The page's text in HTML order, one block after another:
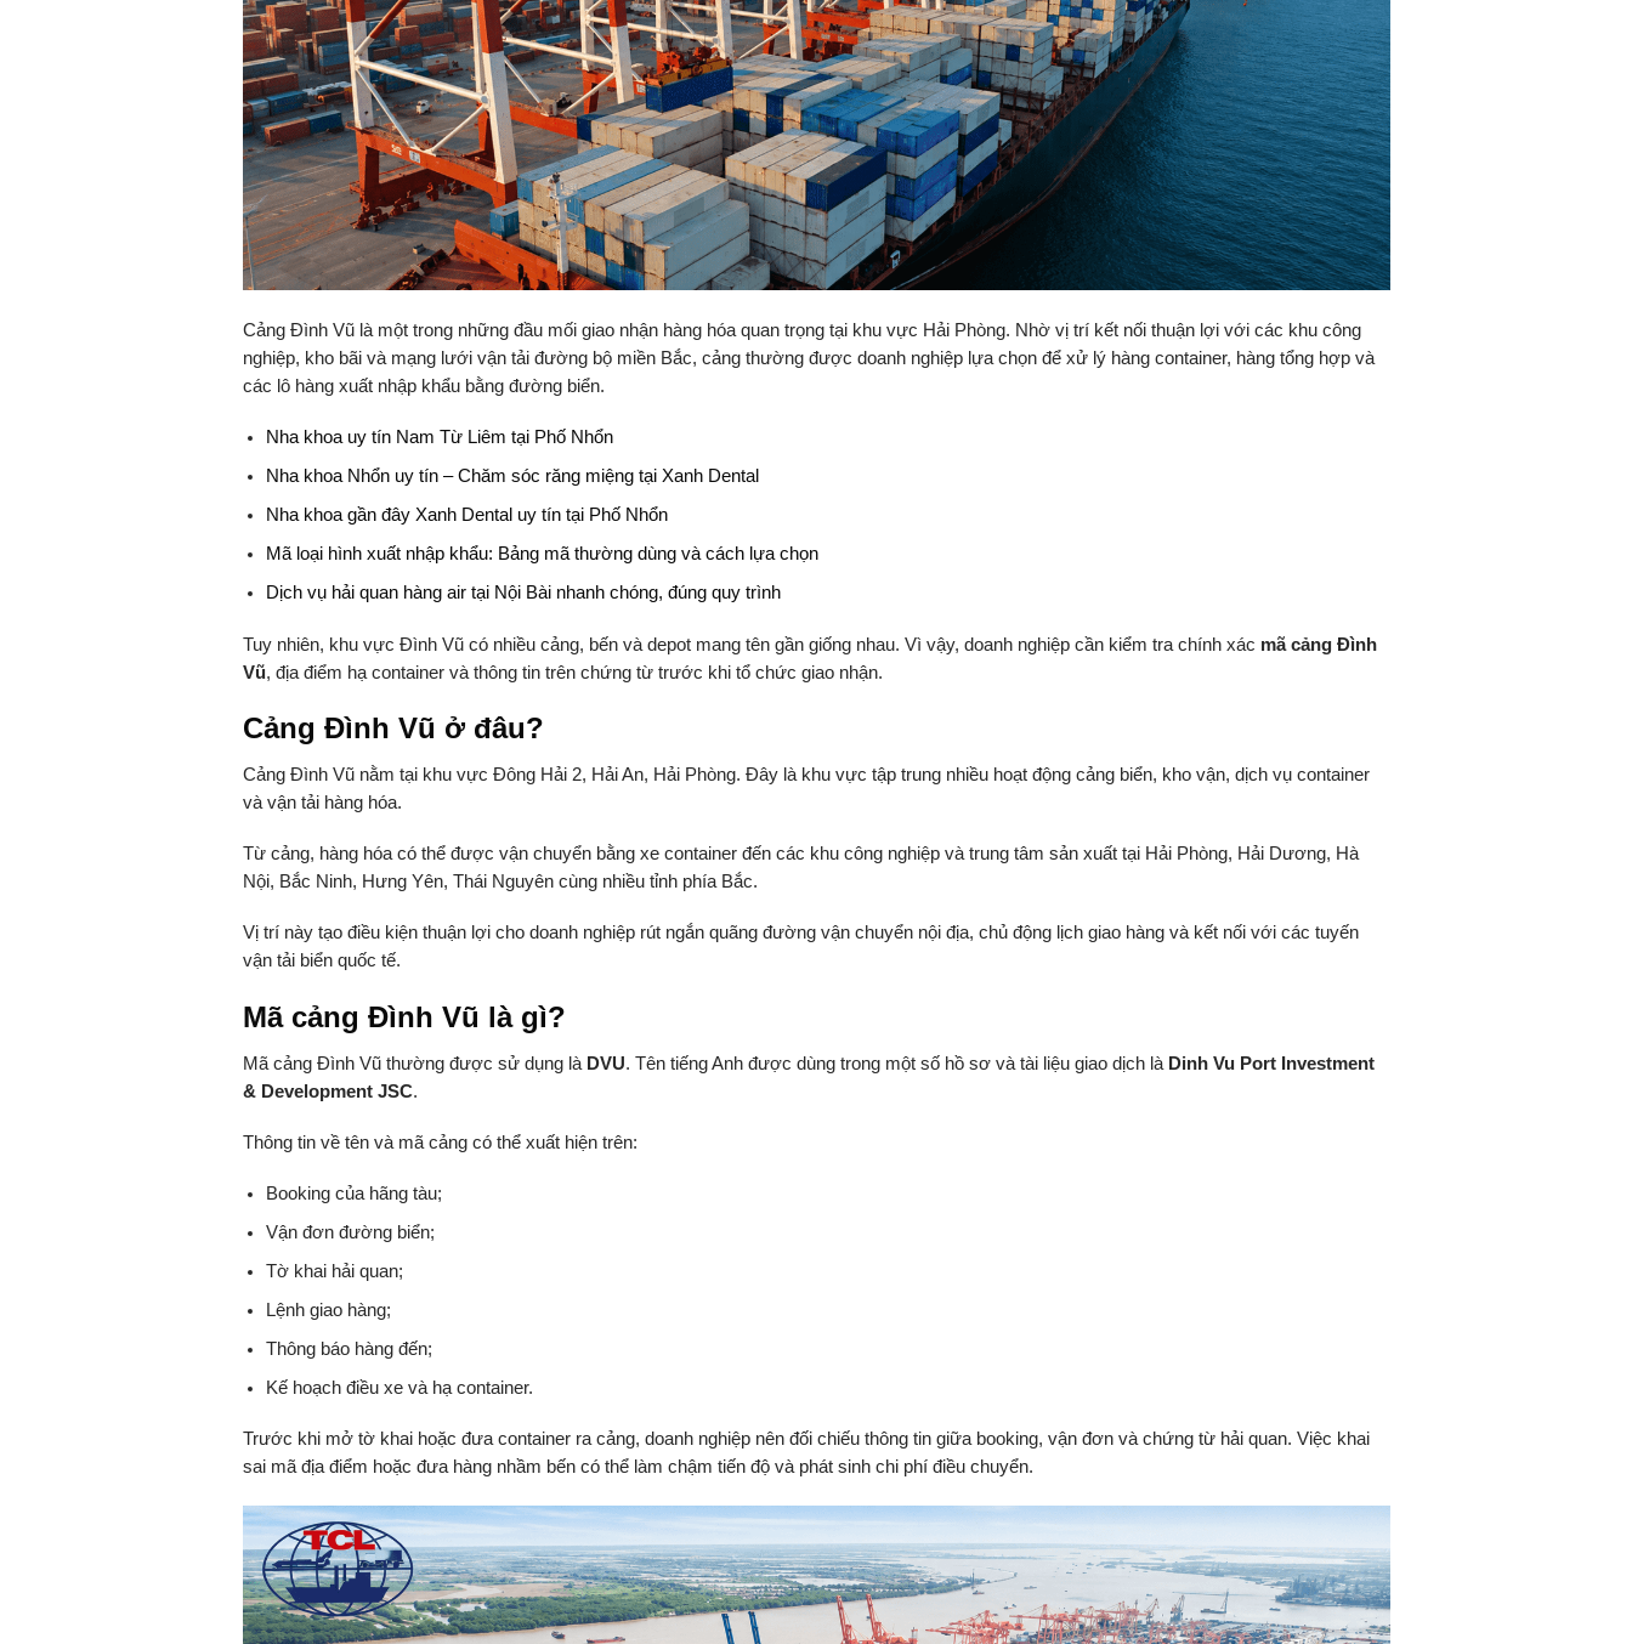
Cảng Đình Vũ là một trong những đầu mối giao nhận hàng hóa quan trọng tại khu vực Hải Phòng. Nhờ vị trí kết nối thuận lợi với các khu công
nghiệp, kho bãi và mạng lưới vận tải đường bộ miền Bắc, cảng thường được doanh nghiệp lựa chọn để xử lý hàng container, hàng tổng hợp và
các lô hàng xuất nhập khẩu bằng đường biển.
Nha khoa uy tín Nam Từ Liêm tại Phố Nhổn
Nha khoa Nhổn uy tín – Chăm sóc răng miệng tại Xanh Dental
Nha khoa gần đây Xanh Dental uy tín tại Phố Nhổn
Mã loại hình xuất nhập khẩu: Bảng mã thường dùng và cách lựa chọn
Dịch vụ hải quan hàng air tại Nội Bài nhanh chóng, đúng quy trình
Tuy nhiên, khu vực Đình Vũ có nhiều cảng, bến và depot mang tên gần giống nhau. Vì vậy, doanh nghiệp cần kiểm tra chính xác mã cảng Đình
Vũ, địa điểm hạ container và thông tin trên chứng từ trước khi tổ chức giao nhận.
Cảng Đình Vũ ở đâu?
Cảng Đình Vũ nằm tại khu vực Đông Hải 2, Hải An, Hải Phòng. Đây là khu vực tập trung nhiều hoạt động cảng biển, kho vận, dịch vụ container
và vận tải hàng hóa.
Từ cảng, hàng hóa có thể được vận chuyển bằng xe container đến các khu công nghiệp và trung tâm sản xuất tại Hải Phòng, Hải Dương, Hà
Nội, Bắc Ninh, Hưng Yên, Thái Nguyên cùng nhiều tỉnh phía Bắc.
Vị trí này tạo điều kiện thuận lợi cho doanh nghiệp rút ngắn quãng đường vận chuyển nội địa, chủ động lịch giao hàng và kết nối với các tuyến
vận tải biển quốc tế.
Mã cảng Đình Vũ là gì?
Mã cảng Đình Vũ thường được sử dụng là DVU. Tên tiếng Anh được dùng trong một số hồ sơ và tài liệu giao dịch là Dinh Vu Port Investment
& Development JSC.
Thông tin về tên và mã cảng có thể xuất hiện trên:
Booking của hãng tàu;
Vận đơn đường biển;
Tờ khai hải quan;
Lệnh giao hàng;
Thông báo hàng đến;
Kế hoạch điều xe và hạ container.
Trước khi mở tờ khai hoặc đưa container ra cảng, doanh nghiệp nên đối chiếu thông tin giữa booking, vận đơn và chứng từ hải quan. Việc khai
sai mã địa điểm hoặc đưa hàng nhầm bến có thể làm chậm tiến độ và phát sinh chi phí điều chuyển.